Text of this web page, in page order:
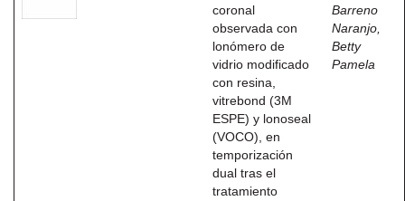
coronal
observada con
lonómero de
vidrio modificado
con resina,
vitrebond (3M
ESPE) y lonoseal
(VOCO), en
temporización
dual tras el
tratamiento
Barreno
Naranjo,
Betty
Pamela